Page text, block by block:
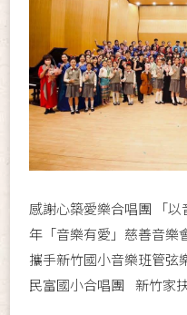
感謝心築愛樂合唱團 「
年「音樂有愛」慈善音樂
攜手新竹國小音樂班管
民富國小合唱團 新竹家